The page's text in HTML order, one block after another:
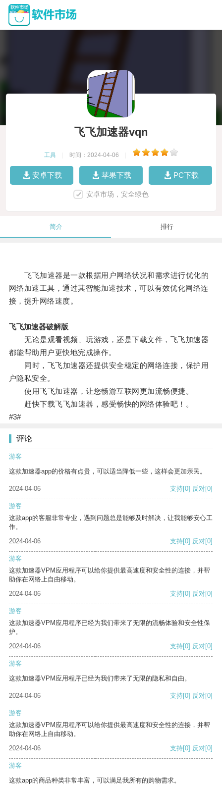
飞飞加速器vqn
工具 时间：2024-04-06
安卓下载 苹果下载 PC下载
安卓市场，安全绿色
简介 排行
飞飞加速器是一款根据用户网络状况和需求进行优化的
网络加速工具，通过其智能加速技术，可以有效优化网络连
接，提升网络速度。
飞飞加速器破解版
无论是观看视频、玩游戏，还是下载文件，飞飞加速器
都能帮助用户更快地完成操作。
同时，飞飞加速器还提供安全稳定的网络连接，保护用
户隐私安全。
使用飞飞加速器，让您畅游互联网更加流畅便捷。
赶快下载飞飞加速器，感受畅快的网络体验吧！。
#3#
评论
游客
这款加速器app的价格有点贵，可以适当降低一些，这样会更加亲民。
2024-04-06 支持[0] 反对[0]
游客
这款app的客服非常专业，遇到问题总是能够及时解决，让我能够安心工
作。
2024-04-06
支持[0] 反对[0]
游客
这款加速器VPM应用程序可以给你提供最高速度和安全性的连接，并帮
助你在网络上自由移动。
2024-04-06
支持[0] 反对[0]
游客
这款加速器VPM应用程序已经为我们带来了无限的流畅体验和安全性保
护。
2024-04-06
支持[0] 反对[0]
游客
这款加速器VPM应用程序已经为我们带来了无限的隐私和自由。
2024-04-06 支持[0] 反对[0]
游客
这款加速器VPM应用程序可以给你提供最高速度和安全性的连接，并帮
助你在网络上自由移动。
2024-04-06
支持[0] 反对[0]
游客
这款app的商品种类非常丰富，可以满足我所有的购物需求。